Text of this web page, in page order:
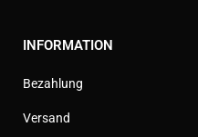
INFORMATION
Bezahlung
Versand